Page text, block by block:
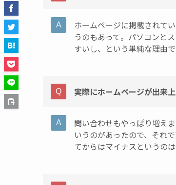
ホームページに掲載されて
うのもあって。パソコンと
すいし、という単純な理由で
実際にホームページが出来
問い合わせもやっぱり増え
いうのがあったので、それ
てからはマイナスというの